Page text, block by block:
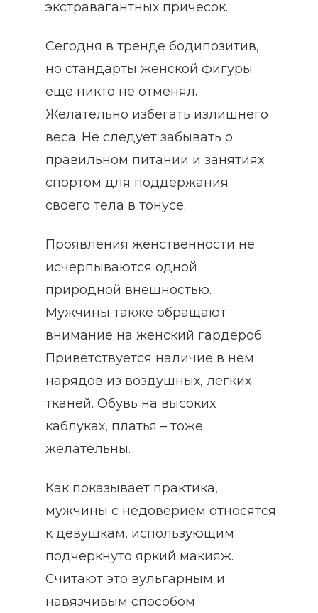
экстравагантных причесок.
Сегодня в тренде бодипозитив,
но стандарты женской фигуры
еще никто не отменял.
Желательно избегать излишнего
веса. Не следует забывать о
правильном питании и занятиях
спортом для поддержания
своего тела в тонусе.
Проявления женственности не
исчерпываются одной
природной внешностью.
Мужчины также обращают
внимание на женский гардероб.
Приветствуется наличие в нем
нарядов из воздушных, легких
тканей. Обувь на высоких
каблуках, платья – тоже
желательны.
Как показывает практика,
мужчины с недоверием относятся
к девушкам, использующим
подчеркнуто яркий макияж.
Считают это вульгарным и
навязчивым способом